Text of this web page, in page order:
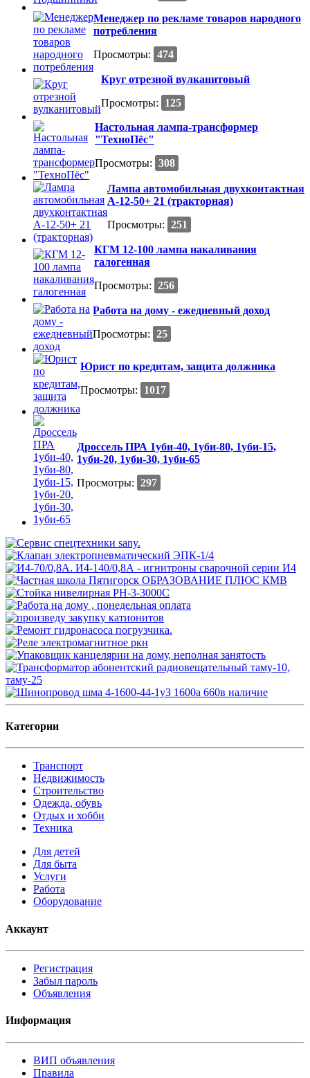
Менеджер по рекламе товаров народного
потребления
Просмотры: 474
Круг отрезной вулканитовый
Просмотры:
125
Настольная лампа-трансформер
"ТехноПёс"
Просмотры: 308
Лампа автомобильная двухконтактная
А-12-50+ 21 (тракторная)
Просмотры: 251
КГМ 12-100 лампа накаливания
галогенная
Просмотры: 256
Работа на дому - ежедневный доход
Просмотры: 25
Юрист по кредитам, защита должника
Просмотры:
1017
Дроссель ПРА 1уби-40, 1уби-80, 1уби-15,
1уби-20, 1уби-30, 1уби-65
Просмотры: 297
Категории
Транспорт
Недвижимость
Строительство
Одежда, обувь
Отдых и хобби
Техника
Для детей
Для быта
Услуги
Работа
Оборудование
Аккаунт
Регистрация
Забыл пароль
Объявления
Информация
ВИП объявления
Правила